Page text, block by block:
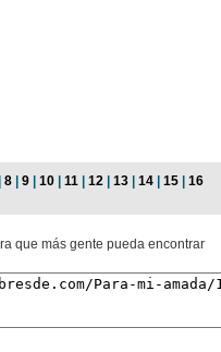
| 8 | 9 | 10 | 11 | 12 | 13 | 14 | 15 | 16
que más gente pueda encontrar